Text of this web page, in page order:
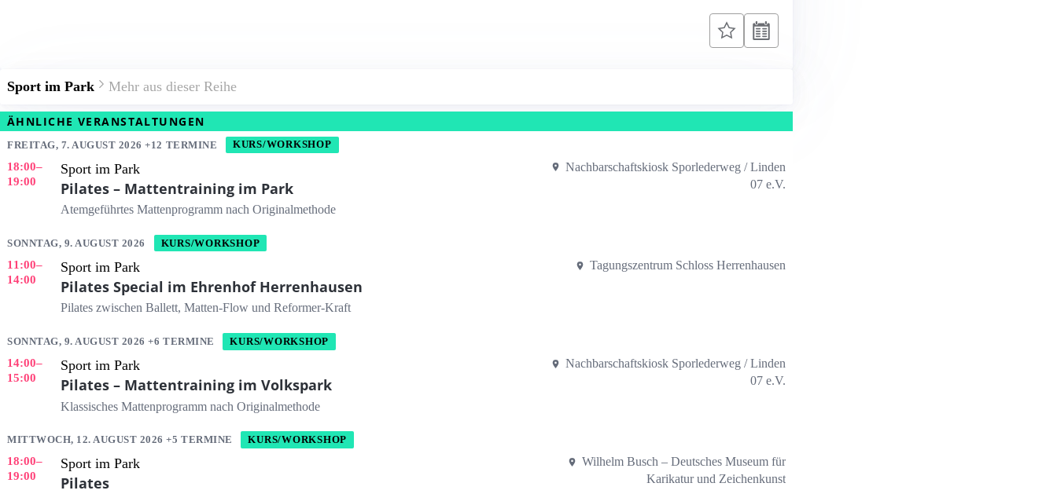
Sport im Park Mehr aus dieser Reihe
ÄHNLICHE VERANSTALTUNGEN
FREITAG, 7. AUGUST 2026 +12 TERMINE KURS/WORKSHOP
18:00–
19:00
Sport im Park
Pilates – Mattentraining im Park
Atemgeführtes Mattenprogramm nach Originalmethode
Nachbarschaftskiosk Sporlederweg / Linden
07 e.V.
SONNTAG, 9. AUGUST 2026 KURS/WORKSHOP
11:00–
14:00
Sport im Park
Pilates Special im Ehrenhof Herrenhausen
Pilates zwischen Ballett, Matten-Flow und Reformer-Kraft
Tagungszentrum Schloss Herrenhausen
SONNTAG, 9. AUGUST 2026 +6 TERMINE KURS/WORKSHOP
14:00–
15:00
Sport im Park
Pilates – Mattentraining im Volkspark
Klassisches Mattenprogramm nach Originalmethode
Nachbarschaftskiosk Sporlederweg / Linden
07 e.V.
MITTWOCH, 12. AUGUST 2026 +5 TERMINE KURS/WORKSHOP
18:00–
19:00
Sport im Park
Pilates
Wilhelm Busch – Deutsches Museum für
Karikatur und Zeichenkunst